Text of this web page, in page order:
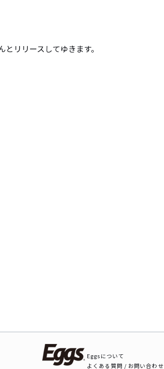
リリースしてゆきます。
Eggsについて
よくある質問 / お問い合わせ